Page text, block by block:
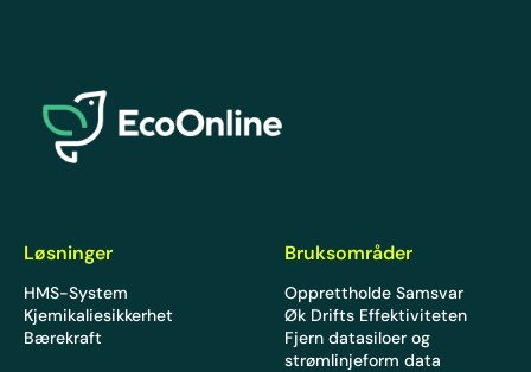
Løsninger
HMS-System
Kjemikaliesikkerhet
Bærekraft
Bruksområder
Opprettholde Samsvar
Øk Drifts Effektiviteten
Fjern datasiloer og
strømlinjeform data